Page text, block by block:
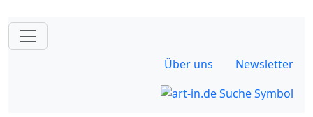
Über uns Newsletter